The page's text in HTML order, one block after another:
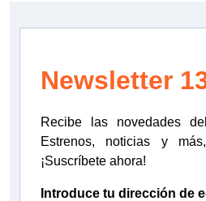
Newsletter
Recibe las novedades
Estrenos, noticias y
¡Suscríbete ahora!
Introduce tu dirección de